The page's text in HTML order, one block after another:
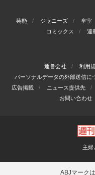
芸能 ジャニーズ 皇室
コミックス
連
運営会社 利用
パーソナルデータの外部送信に
広告掲載
ニュース提供先
お問い合わせ
主婦
ABJマーク